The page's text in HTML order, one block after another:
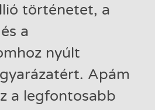
történetet, a
a
nyúlt
Apám
a legfontosabb